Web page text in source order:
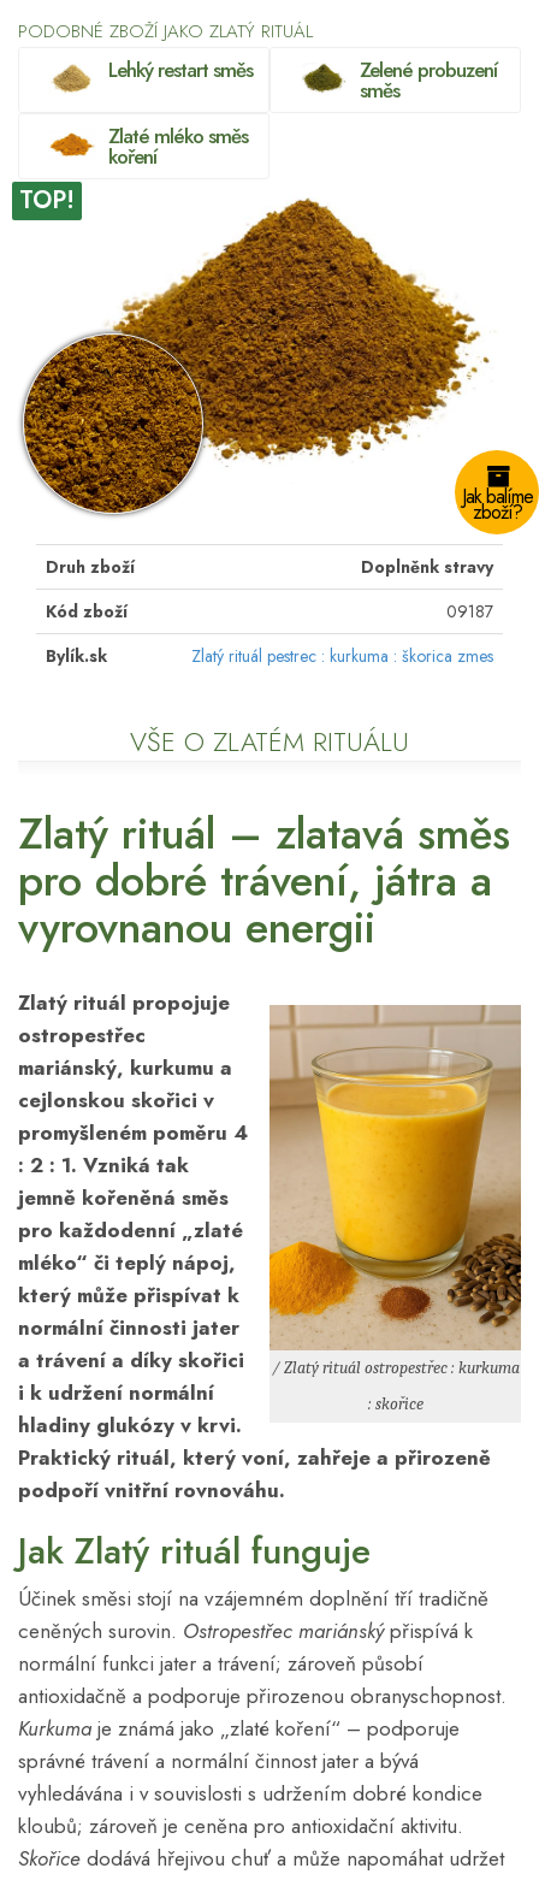
PODOBNÉ ZBOŽÍ JAKO ZLATÝ RITUÁL
Lehký restart směs Zelené probuzení
směs
Zlaté mléko směs
koření
TOP!
Jak balíme
zboží?
Druh zboží
Doplněnk stravy
Kód zboží
09187
Bylík.sk
Zlatý rituál pestrec : kurkuma : škorica zmes
VŠE O ZLATÉM RITUÁLU
Zlatý rituál – zlatavá směs
pro dobré trávení, játra a
vyrovnanou energii
/ Zlatý rituál ostropestřec : kurkuma
: skořice
Zlatý rituál propojuje
ostropestřec
mariánský, kurkumu a
cejlonskou skořici v
promyšleném poměru 4
: 2 : 1. Vzniká tak
jemně kořeněná směs
pro každodenní „zlaté
mléko“ či teplý nápoj,
který může přispívat k
normální činnosti jater
a trávení a díky skořici
i k udržení normální
hladiny glukózy v krvi.
Praktický rituál, který voní, zahřeje a přirozeně
podpoří vnitřní rovnováhu.
Jak Zlatý rituál funguje
Účinek směsi stojí na vzájemném doplnění tří tradičně
ceněných surovin. Ostropestřec mariánskýpřispívá k
normální funkci jater a trávení; zároveň působí
antioxidačně a podporuje přirozenou obranyschopnost.
Kurkuma je známá jako „zlaté koření“ – podporuje
správné trávení a normální činnost jater a bývá
vyhledávána i v souvislosti s udržením dobré kondice
kloubů; zároveň je ceněna pro antioxidační aktivitu.
Skořice dodává hřejivou chuť a může napomáhat udržet